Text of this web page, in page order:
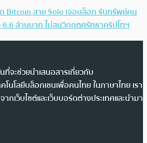
Bitcoin สาย Solo เจอบล็อก รับทรัพย์คน
6.6 ล้านบาท ไม่สนวิกฤตศรัทธาคริปโทฯ
จะช่วยนำเสนอสารเกี่ยวกับ
โนโลยีบล็อกเชนเพื่อคนไทย ในภาษาไทย เรา
เว็บไซต์และเว็บบอร์ดต่างประเทศและนำมา